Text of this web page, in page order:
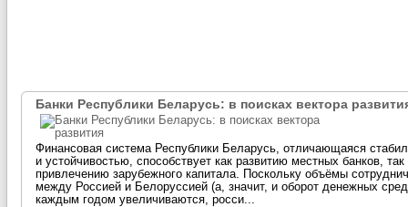
Банки Республики Беларусь: в поисках вектора
Финансовая система Республики Беларусь, отличающаяся
и устойчивостью, способствует как развитию местных банков, так
привлечению зарубежного капитала. Поскольку объёмы
между Россией и Белоруссией (а, значит, и оборот денежных
каждым годом увеличиваются, росси...